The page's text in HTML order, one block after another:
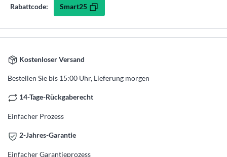
Rabattcode: Smart25
Kostenloser Versand
Bestellen Sie bis 15:00 Uhr, Lieferung morgen
14-Tage-Rückgaberecht
Einfacher Prozess
2-Jahres-Garantie
Einfacher Garantieprozess